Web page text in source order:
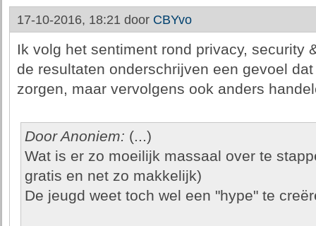
17-10-2016, 18:21 door CBYvo
Ik volg het sentiment rond privacy, security
de resultaten onderschrijven een gevoel
zorgen, maar vervolgens ook anders
Door Anoniem: (...)
Wat is er zo moeilijk massaal over te
gratis en net zo makkelijk)
De jeugd weet toch wel een "hype" te